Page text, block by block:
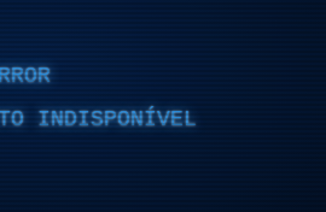
INDISPONÍVEL